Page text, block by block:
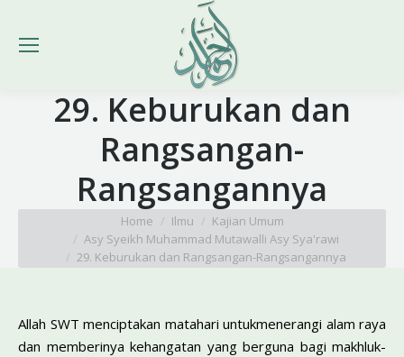
29. Keburukan dan
Rangsangan-
Rangsangannya
Home Ilmu
Kajian Umum
Asy Syeikh Muhammad Mutawalli Asy Sya'rawi
29. Keburukan dan Rangsangan-Rangsangannya
Allah SWT menciptakan matahari untukmenerangi alam raya
dan memberinya kehangatan yang berguna bagi makhluk-